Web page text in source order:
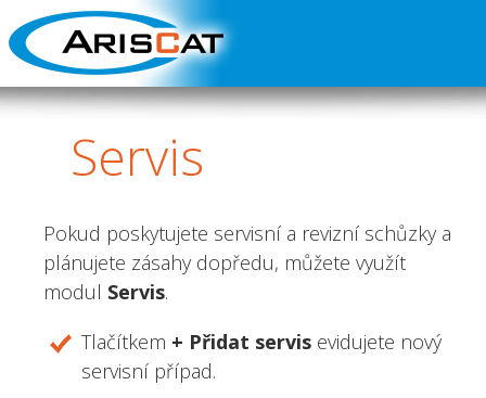
Servis
Pokud poskytujete servisní a revizní schůzky a
plánujete zásahy dopředu, můžete využít
modul Servis.
Tlačítkem + Přidat servis evidujete nový
servisní případ.